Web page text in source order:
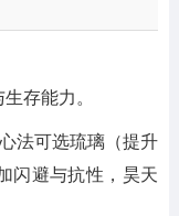
存能力。
法可选琉璃（提升
闪避与抗性，昊天